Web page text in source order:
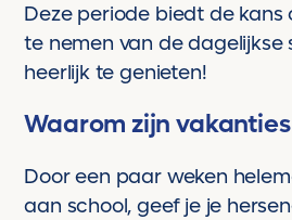
Deze periode biedt de kans
te nemen van de dagelijkse
heerlijk te genieten!
Waarom zijn
Door een paar weken
aan school, geef je je